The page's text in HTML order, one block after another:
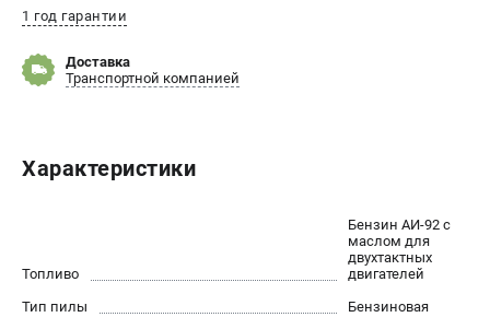
Политика обработки персональных данных
ИНФОРМАЦИЯ
Новости
Способы оплаты
1 год гарантии
Доставка
Транспортной компанией
Характеристики
Топливо
Бензин АИ-92 c
маслом для
двухтактных
двигателей
Тип пилы
Бензиновая